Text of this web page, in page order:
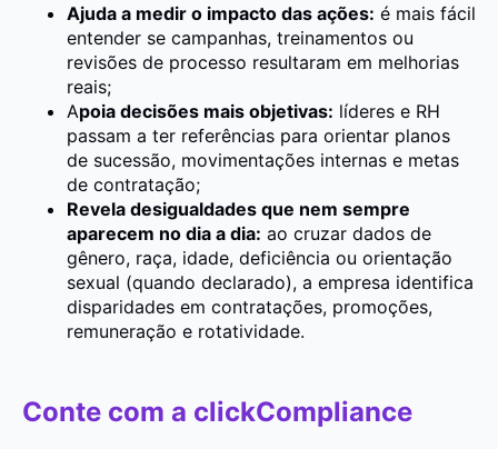
Ajuda a medir o impacto das ações: é mais fácil
entender se campanhas, treinamentos ou
revisões de processo resultaram em melhorias
reais;
Apoia decisões mais objetivas: líderes e RH
passam a ter referências para orientar planos
de sucessão, movimentações internas e metas
de contratação;
Revela desigualdades que nem sempre
aparecem no dia a dia: ao cruzar dados de
gênero, raça, idade, deficiência ou orientação
sexual (quando declarado), a empresa identifica
disparidades em contratações, promoções,
remuneração e rotatividade.
Conte com a clickCompliance